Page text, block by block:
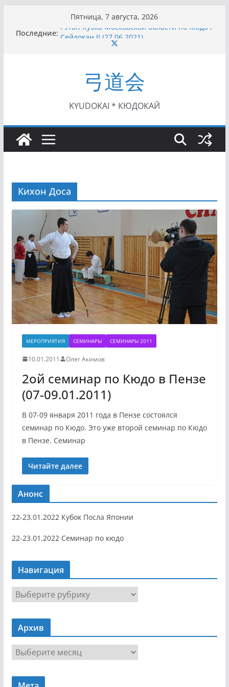
содержимому
Пятница, 7 августа, 2026
Последние: I этап Кубка Московской области по Кюдо /
Сейдокан II (27.06.2021)
II этап Кубка Московской области по Кюдо
/Сейдокан III (01.08.2021)
II Кубок Посла Японии в России по Кюдо,
Орёл (25.07.2021)
弓道会
KYUDOKAI * КЮДОКАЙ
Кихон Доса
МЕРОПРИЯТИЯ СЕМИНАРЫ СЕМИНАРЫ 2011
10.01.2011 Олег Акимов
2ой семинар по Кюдо в Пензе
(07-09.01.2011)
В 07-09 января 2011 года в Пензе состоялся
семинар по Кюдо. Это уже второй семинар по Кюдо
в Пензе. Семинар
Читайте далее
Анонс
22-23.01.2022 Кубок Посла Японии
22-23.01.2022 Семинар по кюдо
Навигация
Н
а
в
г
Архив
р
х